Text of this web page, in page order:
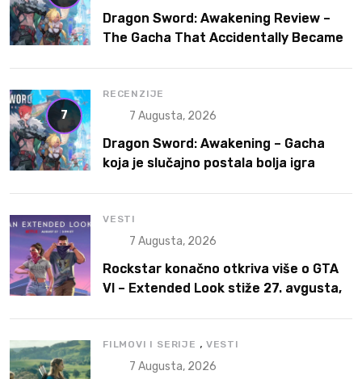
Dragon Sword: Awakening Review –
The Gacha That Accidentally Became
7
RECENZIJE
7 Augusta, 2026
Dragon Sword: Awakening – Gacha
koja je slučajno postala bolja igra
VESTI
7 Augusta, 2026
Rockstar konačno otkriva više o GTA
VI – Extended Look stiže 27. avgusta,
FILMOVI I SERIJE , VESTI
7 Augusta, 2026